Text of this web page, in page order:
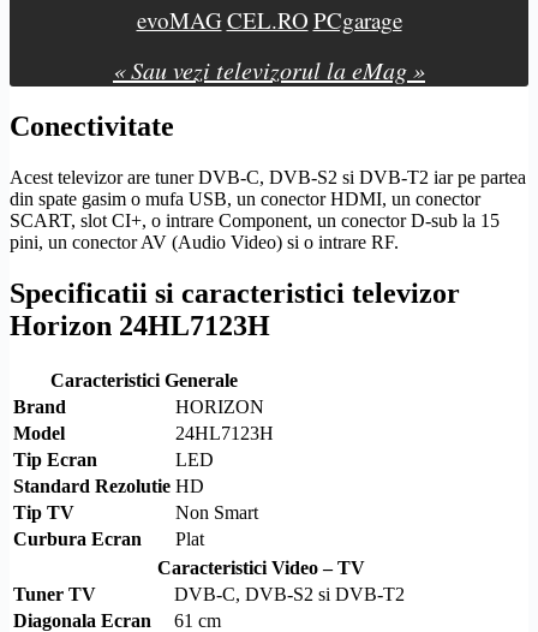
evoMAGCEL.RO PCgarage
« Sau vezi televizorul la eMag »
Conectivitate
Acest televizor are tunerDVB-C, DVB-S2 si DVB-T2 iar pe partea
din spate gasim o mufa USB, un conectorHDMI, un conector
SCART, slot CI+, o intrare Component, un conectorD-sub la 15
pini, un conector AV (Audio Video) si o intrare RF.
Specificatii si caracteristici televizor
Horizon 24HL7123H
Caracteristici Generale
Brand
HORIZON
Model
24HL7123H
Tip Ecran
LED
Standard Rezolutie HD
Tip TV
Non Smart
Curbura Ecran
Plat
Caracteristici Video – TV
Tuner TV
DVB-C, DVB-S2 si DVB-T2
Diagonala Ecran
61 cm